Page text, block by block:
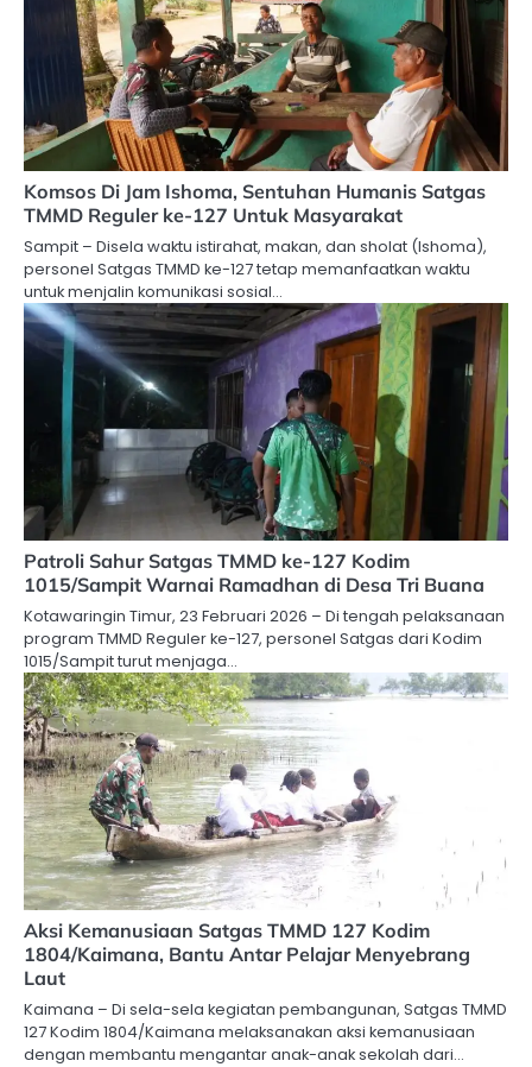
Komsos Di Jam Ishoma, Sentuhan Humanis Satgas
TMMD Reguler ke-127 Untuk Masyarakat
Sampit – Disela waktu istirahat, makan, dan sholat (Ishoma),
personel Satgas TMMD ke-127 tetap memanfaatkan waktu
untuk menjalin komunikasi sosial…
Patroli Sahur Satgas TMMD ke-127 Kodim
1015/Sampit Warnai Ramadhan di Desa Tri Buana
Kotawaringin Timur, 23 Februari 2026 – Di tengah pelaksanaan
program TMMD Reguler ke-127, personel Satgas dari Kodim
1015/Sampit turut menjaga…
Aksi Kemanusiaan Satgas TMMD 127 Kodim
1804/Kaimana, Bantu Antar Pelajar Menyebrang
Laut
Kaimana – Di sela-sela kegiatan pembangunan, Satgas TMMD
127 Kodim 1804/Kaimana melaksanakan aksi kemanusiaan
dengan membantu mengantar anak-anak sekolah dari…